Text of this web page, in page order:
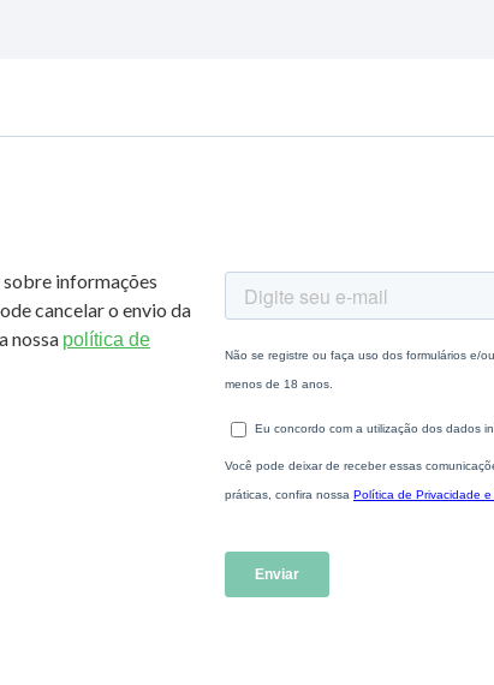
informações
cancelar o envio da
nossa política de